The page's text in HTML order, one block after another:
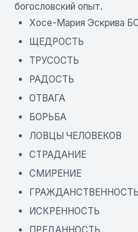
богословский опыт.
Хосе-Мария Эскрива
ЩЕДРОСТЬ
ТРУСОСТЬ
РАДОСТЬ
ОТВАГА
БОРЬБА
ЛОВЦЫ ЧЕЛОВЕКОВ
СТРАДАНИЕ
СМИРЕНИЕ
ГРАЖДАНСТВЕННОСТЬ
ИСКРЕННОСТЬ